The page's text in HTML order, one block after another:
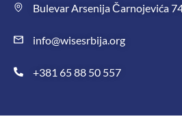
Bulevar Arsenija Čarnojevića
info@wisesrbija.org
+381 65 88 50 557